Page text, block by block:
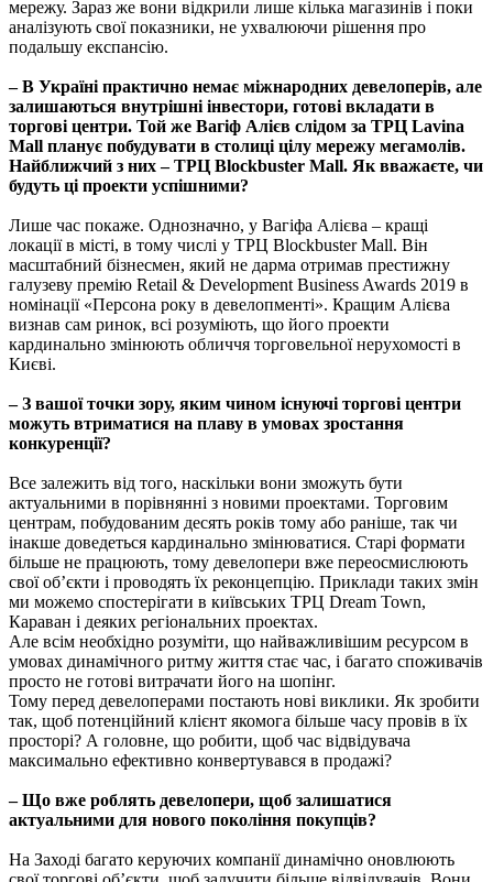
мережу. Зараз же вони відкрили лише кілька магазинів і поки
аналізують свої показники, не ухвалюючи рішення про
подальшу експансію.
– В Україні практично немає міжнародних девелоперів, але
залишаються внутрішні інвестори, готові вкладати в
торгові центри. Той же Вагіф Алієв слідом за ТРЦ Lavina
Mall планує побудувати в столиці цілу мережу мегамолів.
Найближчий з них – ТРЦ Blockbuster Mall. Як вважаєте, чи
будуть ці проекти успішними?
Лише час покаже. Однозначно, у Вагіфа Алієва – кращі
локації в місті, в тому числі у ТРЦ Blockbuster Mall. Він
масштабний бізнесмен, який не дарма отримав престижну
галузеву премію Retail & Development Business Awards 2019 в
номінації «Персона року в девелопменті». Кращим Алієва
визнав сам ринок, всі розуміють, що його проекти
кардинально змінюють обличчя торговельної нерухомості в
Києві.
– З вашої точки зору, яким чином існуючі торгові центри
можуть втриматися на плаву в умовах зростання
конкуренції?
Все залежить від того, наскільки вони зможуть бути
актуальними в порівнянні з новими проектами. Торговим
центрам, побудованим десять років тому або раніше, так чи
інакше доведеться кардинально змінюватися. Старі формати
більше не працюють, тому девелопери вже переосмислюють
свої об’єкти і проводять їх реконцепцію. Приклади таких змін
ми можемо спостерігати в київських ТРЦ Dream Town,
Караван і деяких регіональних проектах.
Але всім необхідно розуміти, що найважливішим ресурсом в
умовах динамічного ритму життя стає час, і багато споживачів
просто не готові витрачати його на шопінг.
Тому перед девелоперами постають нові виклики. Як зробити
так, щоб потенційний клієнт якомога більше часу провів в їх
просторі? А головне, що робити, щоб час відвідувача
максимально ефективно конвертувався в продажі?
– Що вже роблять девелопери, щоб залишатися
актуальними для нового покоління покупців?
На Заході багато керуючих компанії динамічно оновлюють